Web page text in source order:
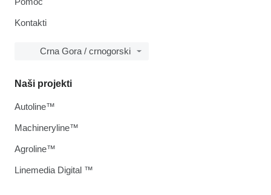
Kontakti
Crna Gora / crnogorski
Naši projekti
Autoline™
Machineryline™
Agroline™
Linemedia Digital ™